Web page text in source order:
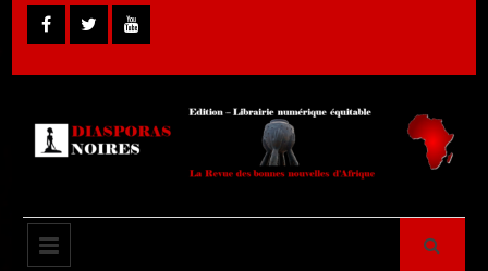
Skip
to
Diasporas